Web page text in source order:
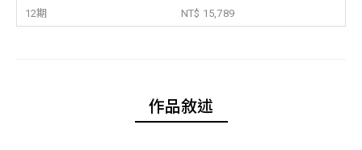
12期
NT$ 15,789
作品敘述